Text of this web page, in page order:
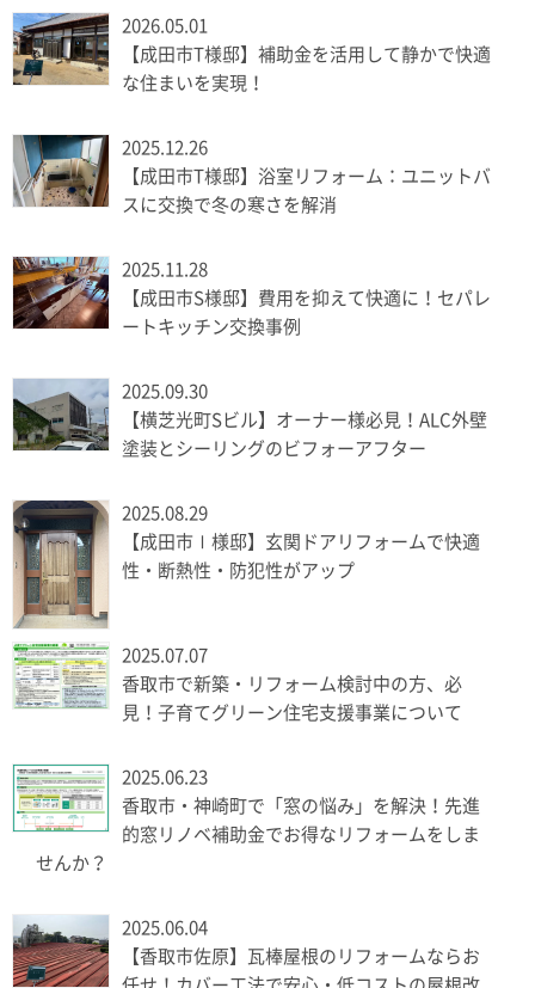
2026.05.01
【成田市T様邸】補助金を活用して静かで快適
な住まいを実現！
2025.12.26
【成田市T様邸】浴室リフォーム：ユニットバ
スに交換で冬の寒さを解消
2025.11.28
【成田市S様邸】費用を抑えて快適に！セパレ
ートキッチン交換事例
2025.09.30
【横芝光町Sビル】オーナー様必見！ALC外壁
塗装とシーリングのビフォーアフター
2025.08.29
【成田市Ⅰ様邸】玄関ドアリフォームで快適
性・断熱性・防犯性がアップ
2025.07.07
香取市で新築・リフォーム検討中の方、必
見！子育てグリーン住宅支援事業について
2025.06.23
香取市・神崎町で「窓の悩み」を解決！先進
的窓リノベ補助金でお得なリフォームをしま
せんか？
2025.06.04
【香取市佐原】瓦棒屋根のリフォームならお